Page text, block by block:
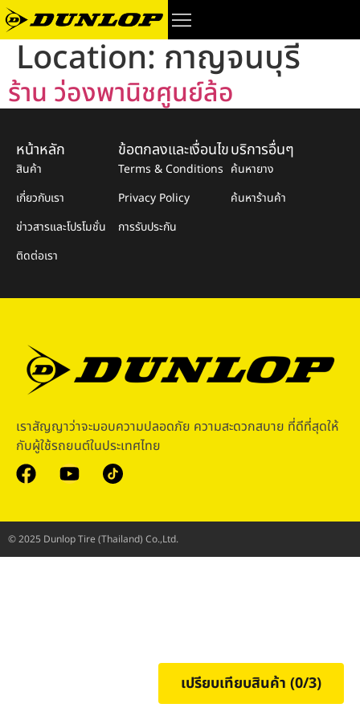
Location: กาญจนบุรี
ร้าน ว่องพานิชศูนย์ล้อ
© 2025 Dunlop Tire (Thailand) Co.,Ltd.
เราสัญญาว่าจะมอบความปลอดภัย ความสะดวกสบาย ที่ดีที่สุดให้
กับผู้ใช้รถยนต์ในประเทศไทย
หน้าหลัก
สินค้า
เกี่ยวกับเรา
ข่าวสารและโปรโมชั่น
ติดต่อเรา
ข้อตกลงและเงื่อนไข
Terms & Conditions
Privacy Policy
การรับประกัน
บริการอื่นๆ
ค้นหายาง
ค้นหาร้านค้า
เปรียบเทียบสินค้า (0/3)